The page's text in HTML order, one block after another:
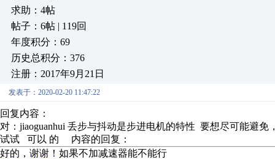
求助：4帖
帖子：6帖 | 119回
年度积分：69
历史总积分：376
注册：2017年9月21日
发表于：2020-02-20 11:47:22
回复内容：
对：jiaoguanhui 丢步与抖动是步进电机的特性 要想尽可能避
试试 可以 的 内容的回复：
好的，谢谢！如果不加减速器能不能行